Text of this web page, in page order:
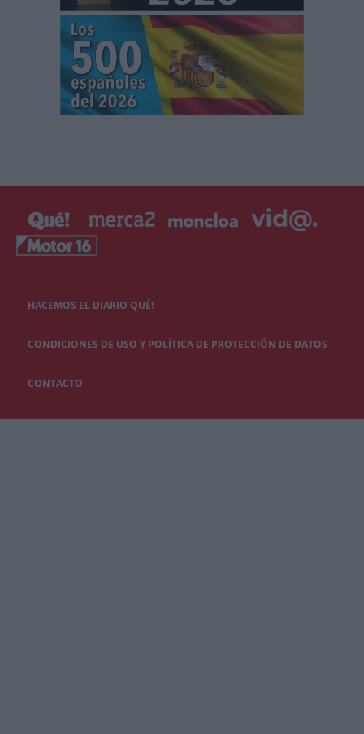
HACEMOS EL DIARIO QUÉ!
CONDICIONES DE USO Y POLÍTICA DE PROTECCIÓN DE DATOS
CONTACTO